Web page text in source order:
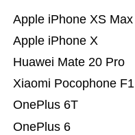
OnePlus 6
OnePlus 6T
Xiaomi Pocophone F1
Huawei Mate 20 Pro
Apple iPhone X
Apple iPhone XS Max